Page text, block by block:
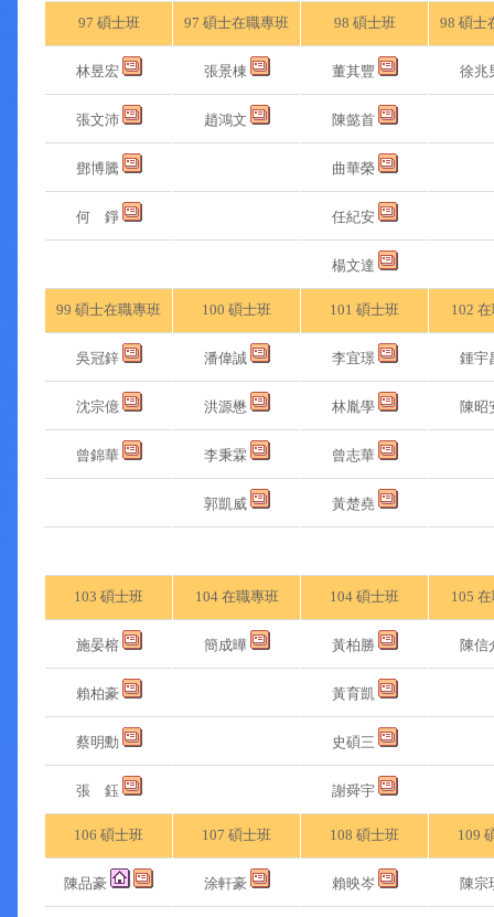
97 碩士班 97 碩士在職專班 98 碩士班 98 碩士
林昱宏 張景棟 董其豐 徐兆
張文沛 趙鴻文 陳懿首
鄧博騰 曲華榮
何 錚 任紀安
楊文達
99 碩士在職專班 100 碩士班 101 碩士班 102
吳冠鋅 潘偉誠 李宜璟 鍾宇
沈宗億 洪源懋 林胤學 陳昭
曾錦華 李秉霖 曾志華
郭凱威 黃楚堯
103 碩士班 104 在職專班 104 碩士班 105
施晏榕 簡成曄 黃柏勝 陳信
賴柏豪 黃育凱
蔡明勳 史碩三
張 鈺 謝舜宇
106 碩士班 107 碩士班 108 碩士班 109
陳品豪 涂軒豪 賴映岑 陳宗